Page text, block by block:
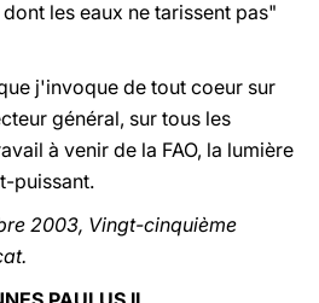
les eaux ne tarissent pas"
j'invoque de tout coeur sur
général, sur tous les
à venir de la FAO, la lumière
puissant.
2003, Vingt-cinquième